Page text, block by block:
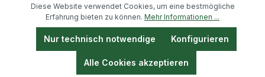
Diese Website verwendet Cookies, um eine bestmögliche
Erfahrung bieten zu können. Mehr Informationen ...
Nur technisch notwendige Konfigurieren
Alle Cookies akzeptieren